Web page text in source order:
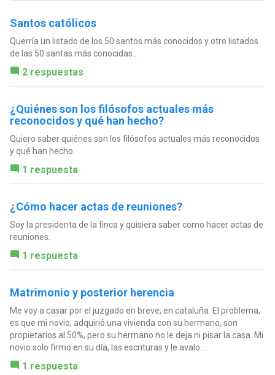
Santos católicos
Querría un listado de los 50 santos más conocidos y otro listados
de las 50 santas más conocidas...
2 respuestas
¿Quiénes son los filósofos actuales más
reconocidos y qué han hecho?
Quiero saber quiénes son los filósofos actuales más reconocidos
y qué han hecho
1 respuesta
¿Cómo hacer actas de reuniones?
Soy la presidenta de la finca y quisiera saber como hacer actas de
reuniones.
1 respuesta
Matrimonio y posterior herencia
Me voy a casar por el juzgado en breve, en cataluña. El problema,
es que mi novio, adquirió una vivienda con su hermano, son
propietarios al 50%, pero su hermano no le deja ni pisar la casa. Mi
novio solo firmo en su día, las escrituras y le avalo...
1 respuesta